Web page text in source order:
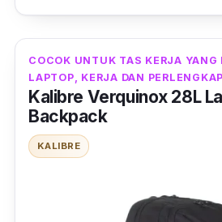
Bruce backpack sendiri
pria yang cocok digunakan
kegiatan sehari-hari. Tas ini
bahan faux leather (kulit
berkualitas dengan sablonan
Produk ini memiliki
dengan saku di dalam, yang
untuk barang-barang
COCOK UNTUK TAS KERJA YANG
LAPTOP, KERJA DAN
Kalibre Verquinox 28L
Backpack
KALIBRE